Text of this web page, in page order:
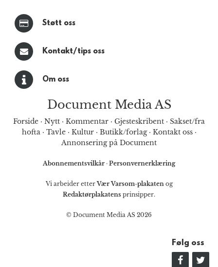
Støtt oss
Kontakt/tips oss
Om oss
Document Media AS
Forside · Nytt · Kommentar · Gjesteskribent · Sakset/fra
hofta· Tavle· Kultur· Butikk/forlag· Kontakt oss·
Annonsering på Document
Abonnementsvilkår · Personvernerklæring
Vi arbeider etterVær Varsom-plakatenog
Redaktørplakatens prinsipper.
© Document Media AS 2026
Følg oss